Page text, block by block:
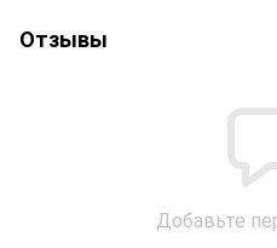
Отзывы
Добавьте